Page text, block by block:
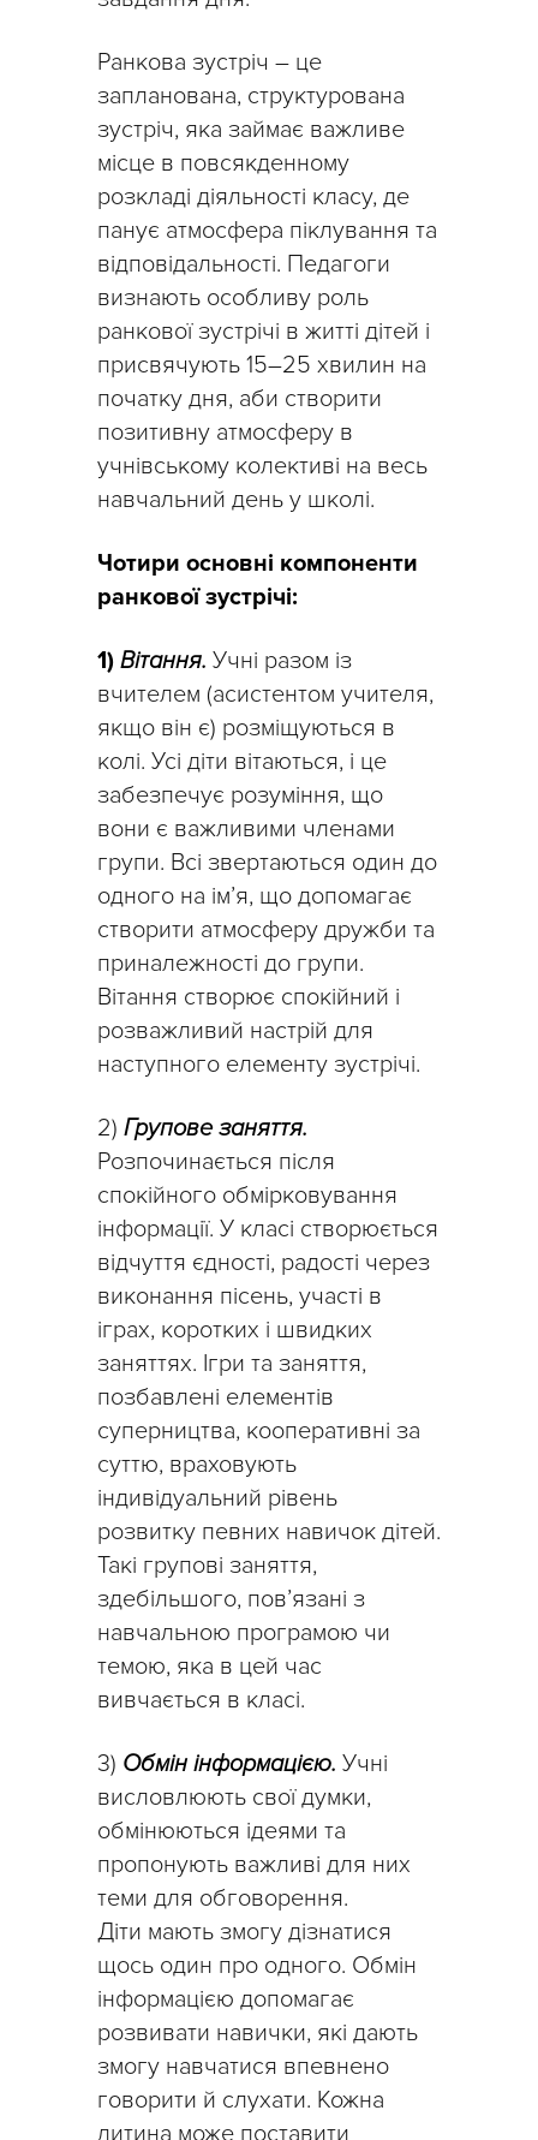
Ранкова зустріч – це
запланована, структурована
зустріч, яка займає важливе
місце в повсякденному
розкладі діяльності класу, де
панує атмосфера піклування та
відповідальності. Педагоги
визнають особливу роль
ранкової зустрічі в житті дітей і
присвячують 15–25 хвилин на
початку дня, аби створити
позитивну атмосферу в
учнівському колективі на весь
навчальний день у школі.
Чотири основні компоненти
ранкової зустрічі:
1) Вітання. Учні разом із
вчителем (асистентом учителя,
якщо він є) розміщуються в
колі. Усі діти вітаються, і це
забезпечує розуміння, що
вони є важливими членами
групи. Всі звертаються один до
одного на ім’я, що допомагає
створити атмосферу дружби та
приналежності до групи.
Вітання створює спокійний і
розважливий настрій для
наступного елементу зустрічі.
2) Групове заняття.
Розпочинається після
спокійного обмірковування
інформації. У класі створюється
відчуття єдності, радості через
виконання пісень, участі в
іграх, коротких і швидких
заняттях. Ігри та заняття,
позбавлені елементів
суперництва, кооперативні за
суттю, враховують
індивідуальний рівень
розвитку певних навичок дітей.
Такі групові заняття,
здебільшого, пов’язані з
навчальною програмою чи
темою, яка в цей час
вивчається в класі.
3) Обмін інформацією. Учні
висловлюють свої думки,
обмінюються ідеями та
пропонують важливі для них
теми для обговорення.
Діти мають змогу дізнатися
щось один про одного. Обмін
інформацією допомагає
розвивати навички, які дають
змогу навчатися впевнено
говорити й слухати. Кожна
дитина може поставити